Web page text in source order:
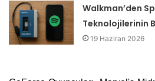
Walkman’den
Teknolojilerinin
19 Haziran 2026